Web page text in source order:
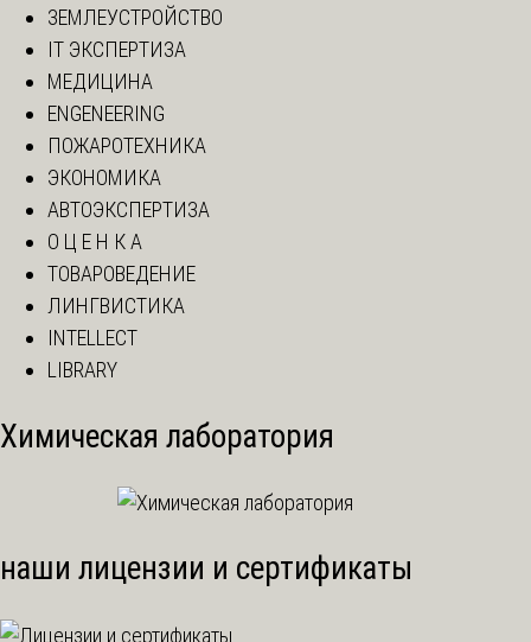
ЗЕМЛЕУСТРОЙСТВО
IT ЭКСПЕРТИЗА
МЕДИЦИНА
ENGENEERING
ПОЖАРОТЕХНИКА
ЭКОНОМИКА
АВТОЭКСПЕРТИЗА
О Ц Е Н К А
ТОВАРОВЕДЕНИЕ
ЛИНГВИСТИКА
INTELLECT
LIBRARY
Химическая лаборатория
наши лицензии и сертификаты